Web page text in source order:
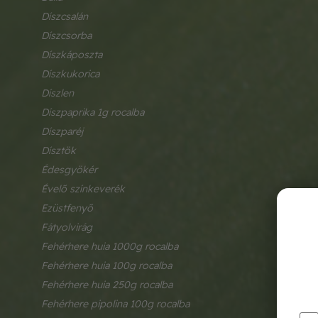
díszcsalán
díszcsorba
díszkáposzta
díszkukorica
díszlen
díszpaprika 1g rocalba
díszparéj
dísztök
édesgyökér
évelő színkeverék
ezüstfenyő
fátyolvirág
fehérhere huia 1000g rocalba
fehérhere huia 100g rocalba
fehérhere huia 250g rocalba
fehérhere pipolina 100g rocalba